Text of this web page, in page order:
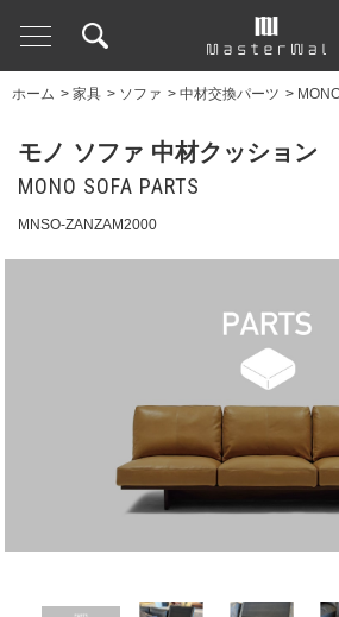
ホーム > 家具 > ソファ > 中材交換パーツ >
モノ ソファ 中材クッション
MONO SOFA PARTS
MNSO-ZANZAM2000